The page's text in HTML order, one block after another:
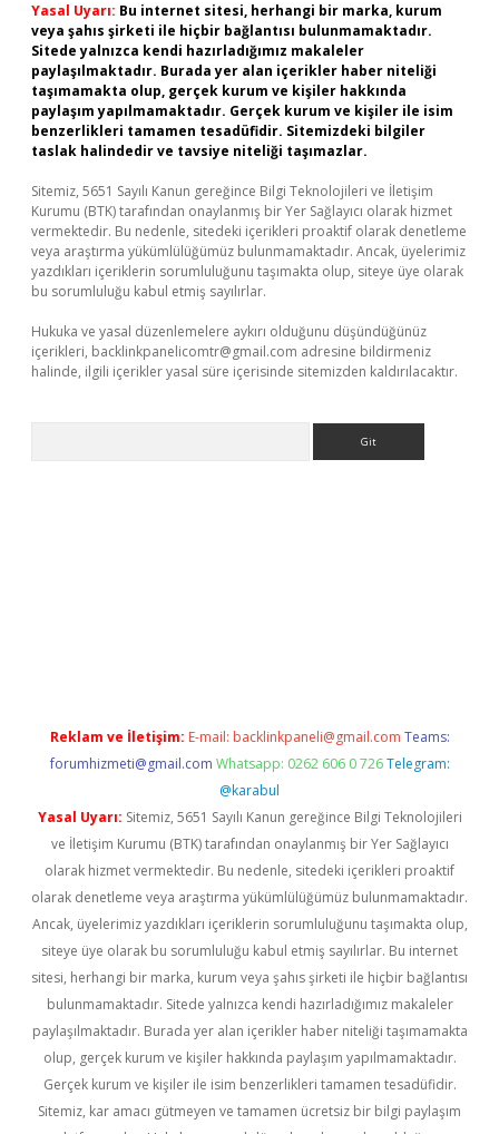
Yasal Uyarı: Bu internet sitesi, herhangi bir marka, kurum
veya şahıs şirketi ile hiçbir bağlantısı bulunmamaktadır.
Sitede yalnızca kendi hazırladığımız makaleler
paylaşılmaktadır. Burada yer alan içerikler haber niteliği
taşımamakta olup, gerçek kurum ve kişiler hakkında
paylaşım yapılmamaktadır. Gerçek kurum ve kişiler ile isim
benzerlikleri tamamen tesadüfidir. Sitemizdeki bilgiler
taslak halindedir ve tavsiye niteliği taşımazlar.
Sitemiz, 5651 Sayılı Kanun gereğince Bilgi Teknolojileri ve İletişim
Kurumu (BTK) tarafından onaylanmış bir Yer Sağlayıcı olarak hizmet
vermektedir. Bu nedenle, sitedeki içerikleri proaktif olarak denetleme
veya araştırma yükümlülüğümüz bulunmamaktadır. Ancak, üyelerimiz
yazdıkları içeriklerin sorumluluğunu taşımakta olup, siteye üye olarak
bu sorumluluğu kabul etmiş sayılırlar.
Hukuka ve yasal düzenlemelere aykırı olduğunu düşündüğünüz
içerikleri, backlinkpanelicomtr@gmail.com adresine bildirmeniz
halinde, ilgili içerikler yasal süre içerisinde sitemizden kaldırılacaktır.
Reklam ve İletişim: E-mail: backlinkpaneli@gmail.com Teams:
forumhizmeti@gmail.com Whatsapp: 0262 606 0 726 Telegram:
@karabul
Yasal Uyarı: Sitemiz, 5651 Sayılı Kanun gereğince Bilgi Teknolojileri
ve İletişim Kurumu (BTK) tarafından onaylanmış bir Yer Sağlayıcı
olarak hizmet vermektedir. Bu nedenle, sitedeki içerikleri proaktif
olarak denetleme veya araştırma yükümlülüğümüz bulunmamaktadır.
Ancak, üyelerimiz yazdıkları içeriklerin sorumluluğunu taşımakta olup,
siteye üye olarak bu sorumluluğu kabul etmiş sayılırlar. Bu internet
sitesi, herhangi bir marka, kurum veya şahıs şirketi ile hiçbir bağlantısı
bulunmamaktadır. Sitede yalnızca kendi hazırladığımız makaleler
paylaşılmaktadır. Burada yer alan içerikler haber niteliği taşımamakta
olup, gerçek kurum ve kişiler hakkında paylaşım yapılmamaktadır.
Gerçek kurum ve kişiler ile isim benzerlikleri tamamen tesadüfidir.
Sitemiz, kar amacı gütmeyen ve tamamen ücretsiz bir bilgi paylaşım